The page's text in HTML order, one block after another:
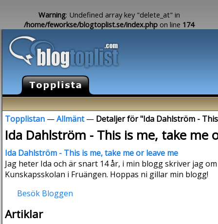
Warning: Undefined array key "delete_at" in
/home/feworkse/blogtoplist.se/index.php on line 174
Topplistan —Allmänt— Detaljer för "Ida Dahlström -
Ida Dahlström - This is me, take me
Ida Dahlström - This is me, take me or leave me
Jag heter Ida och är snart 14 år, i min blogg skriver jag
Kunskapsskolan i Fruängen. Hoppas ni gillar min blogg!
Besök Bloggen
Artiklar